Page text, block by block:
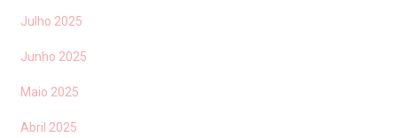
Julho 2025
Junho 2025
Maio 2025
Abril 2025